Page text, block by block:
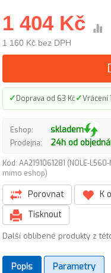
1 404 Kč
1 160 Kč bez DPH
✓Doprava od 63 Kč✓Vrácení
Eshop: skladem
Prodejna: 24h od
Kód: AA2191061281 (NOLE-
mimo eshop)
Porovnat K
Tisknout
Další oblíbené produkty z
Popis Parametry